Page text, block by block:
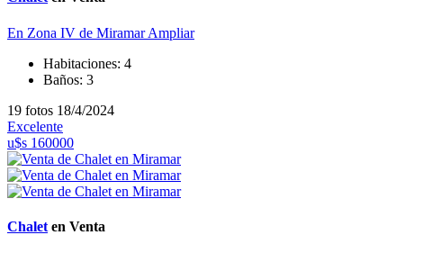
En Zona IV de MiramarAmpliar
Habitaciones: 4
Baños: 3
19 fotos 18/4/2024
Excelente
u$s 160000
Chalet en Venta